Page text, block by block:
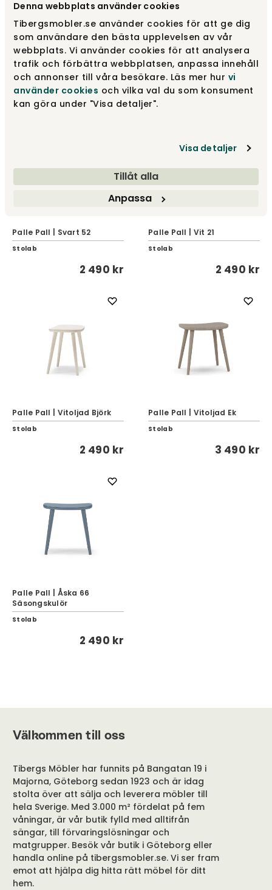
Denna webbplats använder cookies
Tibergsmobler.se använder cookies för att ge dig
som användare den bästa upplevelsen av vår
webbplats. Vi använder cookies för att analysera
trafik och förbättra webbplatsen, anpassa innehåll
och annonser till våra besökare. Läs mer hur vi
använder cookies och vilka val du som konsument
kan göra under "Visa detaljer".
Visa detaljer
Tillåt alla
Anpassa
Palle Pall | Naturoljad
Björk
Stolab
2 490 kr
Palle Pall | Skogstjärn 56
Stolab
2 490 kr
Palle Pall | Svart 52
Stolab
2 490 kr
Palle Pall | Vit 21
Stolab
2 490 kr
Palle Pall | Vitoljad Björk
Stolab
2 490 kr
Palle Pall | Vitoljad Ek
Stolab
3 490 kr
Palle Pall | Åska 66
Säsongskulör
Stolab
2 490 kr
Välkommen till oss
Tibergs Möbler har funnits på Bangatan 19 i
Majorna, Göteborg sedan 1923 och är idag
stolta över att sälja och leverera möbler till
hela Sverige. Med 3.000 m² fördelat på fem
våningar, är vår butik fylld med alltifrån
sängar, till förvaringslösningar och
matgrupper. Besök vår butik i Göteborg eller
handla online på tibergsmobler.se. Vi ser fram
emot att hjälpa dig hitta rätt möbel för ditt
hem.